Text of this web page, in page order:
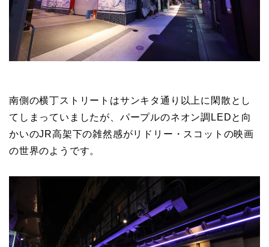
南側の横丁ストリートはサンキタ通り以上に閑散とし
てしまっていましたが、パープルのネオン調LEDと向
かいのJR高架下の雑然感がリドリー・スコットの映画
の世界のようです。